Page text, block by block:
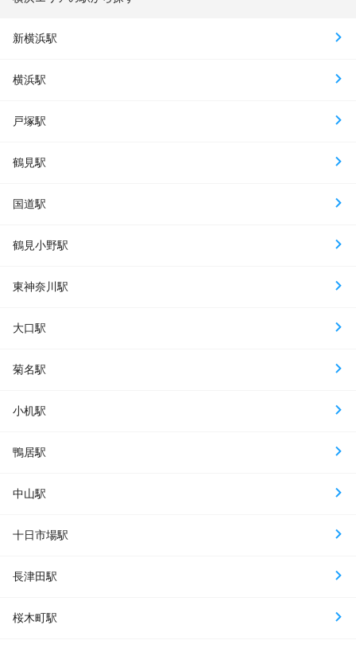
新横浜駅
横浜駅
戸塚駅
鶴見駅
国道駅
鶴見小野駅
東神奈川駅
大口駅
菊名駅
小机駅
鴨居駅
中山駅
十日市場駅
長津田駅
桜木町駅